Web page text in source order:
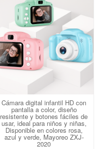
Cámara digital infantil HD con
pantalla a color, diseño
resistente y botones fáciles de
usar, ideal para niños y niñas,
Disponible en colores rosa,
azul y verde, Mayoreo ZXJ-
2020